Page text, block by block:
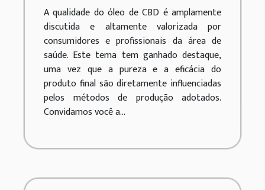
CBD
A qualidade do óleo de CBD é amplamente
discutida e altamente valorizada por
consumidores e profissionais da área de
saúde. Este tema tem ganhado destaque,
uma vez que a pureza e a eficácia do
produto final são diretamente influenciadas
pelos métodos de produção adotados.
Convidamos você a...